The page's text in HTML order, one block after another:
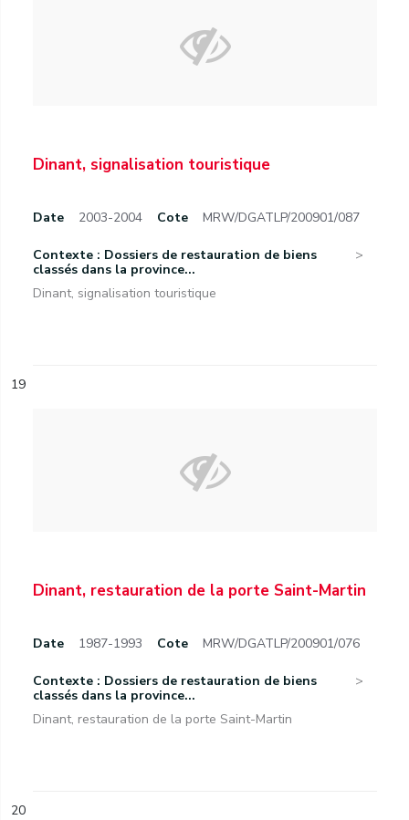
Dinant, signalisation touristique
Date 2003-2004 Cote MRW/DGATLP/200901/087
Contexte : Dossiers de restauration de biens
classés dans la province...
Dinant, signalisation touristique
19
Dinant, restauration de la porte Saint-Martin
Date 1987-1993 Cote MRW/DGATLP/200901/076
Contexte : Dossiers de restauration de biens
classés dans la province...
Dinant, restauration de la porte Saint-Martin
20